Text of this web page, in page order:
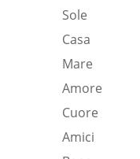
Sole
Casa
Mare
Amore
Cuore
Amici